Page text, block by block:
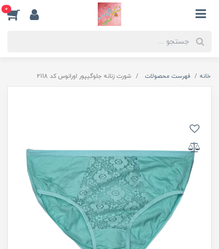
0
خانه فهرست محصولات شورت زنانه جلوگیپور اورانوس کد 2118